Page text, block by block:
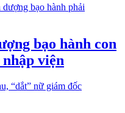
bạo hành con
viện